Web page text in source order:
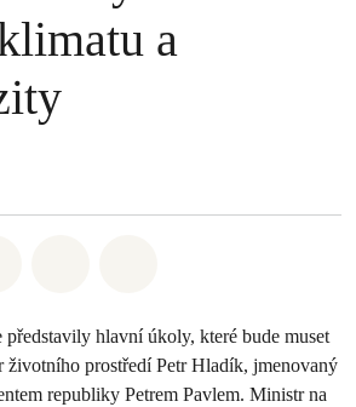
a
hlavní úkoly, které bude muset
prostředí Petr Hladík, jmenovaný
republiky Petrem Pavlem. Ministr na